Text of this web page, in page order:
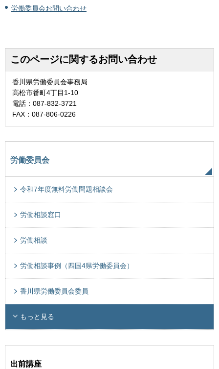
労働委員会お問い合わせ
このページに関するお問い合わせ
香川県労働委員会事務局
高松市番町4丁目1-10
電話：087-832-3721
FAX：087-806-0226
労働委員会
令和7年度無料労働問題相談会
労働相談窓口
労働相談
労働相談事例（四国4県労働委員会）
香川県労働委員会委員
もっと見る
出前講座